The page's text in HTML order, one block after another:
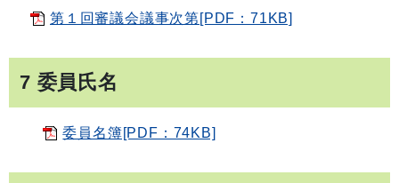
第１回審議会議事次第[PDF：71KB]
7 委員氏名
委員名簿[PDF：74KB]